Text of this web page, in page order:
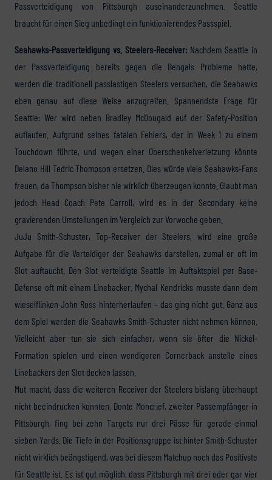
Passverteidigung von Pittsburgh auseinanderzunehmen. Seattle
braucht für einen Sieg unbedingt ein funktionierendes Passspiel.
Seahawks-Passverteidigung vs. Steelers-Receiver: Nachdem Seattle in
der Passverteidigung bereits gegen die Bengals Probleme hatte,
werden die traditionell passlastigen Steelers versuchen, die Seahawks
eben genau auf diese Weise anzugreifen. Spannendste Frage für
Seattle: Wer wird neben Bradley McDougald auf der Safety-Position
auflaufen. Aufgrund seines fatalen Fehlers, der in Week 1 zu einem
Touchdown führte, und wegen einer Oberschenkelverletzung könnte
Delano Hill Tedric Thompson ersetzen. Dies würde viele Seahawks-Fans
freuen, da Thompson bisher nie wirklich überzeugen konnte. Glaubt man
jedoch Head Coach Pete Carroll, wird es in der Secondary keine
gravierenden Umstellungen im Vergleich zur Vorwoche geben.
JuJu Smith-Schuster, Top-Receiver der Steelers, wird eine große
Aufgabe für die Verteidiger der Seahawks darstellen, zumal er oft im
Slot auftaucht. Den Slot verteidigte Seattle im Auftaktspiel per Base-
Defense oft mit einem Linebacker. Mychal Kendricks musste dann dem
wieselflinken John Ross hinterherlaufen – das ging nicht gut. Ganz aus
dem Spiel werden die Seahawks Smith-Schuster nicht nehmen können.
Vielleicht aber tun sie sich einfacher, wenn sie öfter die Nickel-
Formation spielen und einen wendigeren Cornerback anstelle eines
Linebackers den Slot decken lassen.
Mut macht, dass die weiteren Receiver der Steelers bislang überhaupt
nicht beeindrucken konnten. Donte Moncrief, zweiter Passempfänger in
Pittsburgh, fing bei zehn Targets nur drei Pässe für gerade einmal
sieben Yards. Die Tiefe in der Positionsgruppe ist hinter Smith-Schuster
nicht wirklich beängstigend, was bei diesem Matchup noch das Positivste
für Seattle ist. Es ist gut möglich, dass Pittsburgh mit drei oder gar vier